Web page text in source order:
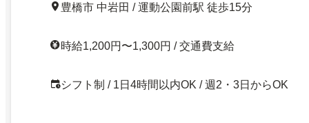
豊橋市 中岩田 / 運動公園前駅 徒歩15分
時給1,200円〜1,300円 / 交通費支給
シフト制 / 1日4時間以内OK / 週2・3日からOK